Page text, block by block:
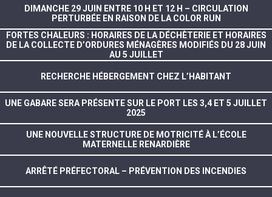
DIMANCHE 29 JUIN ENTRE 10 H ET 12 H – CIRCULATION
PERTURBÉE EN RAISON DE LA COLOR RUN
FORTES CHALEURS : HORAIRES DE LA DÉCHÈTERIE ET HORAIRES
DE LA COLLECTE D’ORDURES MÉNAGÈRES MODIFIÉS DU 28 JUIN
AU 5 JUILLET
RECHERCHE HÉBERGEMENT CHEZ L’HABITANT
UNE GABARE SERA PRÉSENTE SUR LE PORT LES 3,4 ET 5 JUILLET
2025
UNE NOUVELLE STRUCTURE DE MOTRICITÉ À L’ÉCOLE
MATERNELLE RENARDIÈRE
ARRÊTÉ PRÉFECTORAL – PRÉVENTION DES INCENDIES